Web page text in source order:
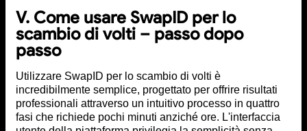
V. Come usare SwapID per lo
scambio di volti – passo dopo
passo
Utilizzare SwapID per lo scambio di volti è
incredibilmente semplice, progettato per offrire risultati
professionali attraverso un intuitivo processo in quattro
fasi che richiede pochi minuti anziché ore. L'interfaccia